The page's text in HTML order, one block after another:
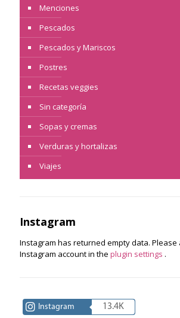
Menciones
Pescados
Pescados y Mariscos
Postres
Recetas veggies
Sin categoría
Sopas y cremas
Verduras y hortalizas
Viajes
Instagram
Instagram has returned empty data.
Instagram account in the plugin settings .
Instagram 13.4K